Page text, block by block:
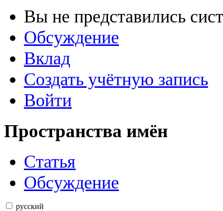
Вы не представились
Обсуждение
Вклад
Создать учётную запись
Войти
Пространства имён
Статья
Обсуждение
русский